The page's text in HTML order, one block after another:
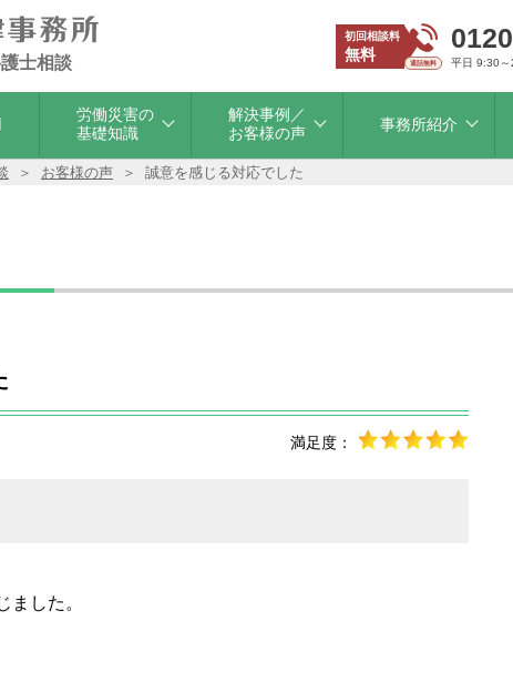
士相談
初回相談料
無料 平日 9:30
労働災害の
基礎知識
解決事例／
お客様の声
事務所紹介
お客様の声 誠意を感じる対応でした
満足度：
ました。